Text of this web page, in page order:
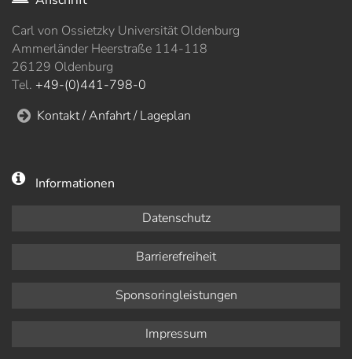
Carl von Ossietzky Universität Oldenburg
Ammerländer Heerstraße 114-118
26129 Oldenburg
Tel. +49-(0)441-798-0
Kontakt / Anfahrt / Lageplan
Informationen
Datenschutz
Barrierefreiheit
Sponsoringleistungen
Impressum